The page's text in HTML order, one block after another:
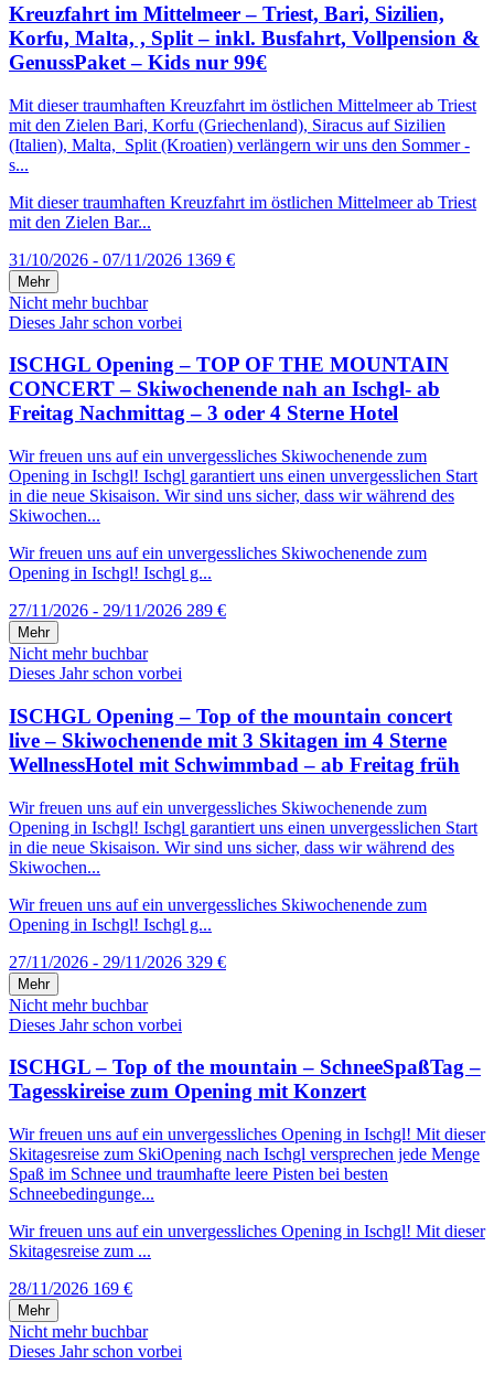
Kreuzfahrt im Mittelmeer – Triest, Bari, Sizilien,
Korfu, Malta, , Split – inkl. Busfahrt, Vollpension &
GenussPaket – Kids nur 99€
Mit dieser traumhaften Kreuzfahrt im östlichen Mittelmeer ab Triest
mit den Zielen Bari, Korfu (Griechenland), Siracus auf Sizilien
(Italien), Malta, Split (Kroatien) verlängern wir uns den Sommer -
s...
Mit dieser traumhaften Kreuzfahrt im östlichen Mittelmeer ab Triest
mit den Zielen Bar...
31/10/2026 - 07/11/2026 1369 €
Mehr
Nicht mehr buchbar
Dieses Jahr schon vorbei
ISCHGL Opening – TOP OF THE MOUNTAIN
CONCERT – Skiwochenende nah an Ischgl- ab
Freitag Nachmittag – 3 oder 4 Sterne Hotel
Wir freuen uns auf ein unvergessliches Skiwochenende zum
Opening in Ischgl! Ischgl garantiert uns einen unvergesslichen Start
in die neue Skisaison. Wir sind uns sicher, dass wir während des
Skiwochen...
Wir freuen uns auf ein unvergessliches Skiwochenende zum
Opening in Ischgl! Ischgl g...
27/11/2026 - 29/11/2026 289 €
Mehr
Nicht mehr buchbar
Dieses Jahr schon vorbei
ISCHGL Opening – Top of the mountain concert
live – Skiwochenende mit 3 Skitagen im 4 Sterne
WellnessHotel mit Schwimmbad – ab Freitag früh
Wir freuen uns auf ein unvergessliches Skiwochenende zum
Opening in Ischgl! Ischgl garantiert uns einen unvergesslichen Start
in die neue Skisaison. Wir sind uns sicher, dass wir während des
Skiwochen...
Wir freuen uns auf ein unvergessliches Skiwochenende zum
Opening in Ischgl! Ischgl g...
27/11/2026 - 29/11/2026 329 €
Mehr
Nicht mehr buchbar
Dieses Jahr schon vorbei
ISCHGL – Top of the mountain – SchneeSpaßTag –
Tagesskireise zum Opening mit Konzert
Wir freuen uns auf ein unvergessliches Opening in Ischgl! Mit dieser
Skitagesreise zum SkiOpening nach Ischgl versprechen jede Menge
Spaß im Schnee und traumhafte leere Pisten bei besten
Schneebedingunge...
Wir freuen uns auf ein unvergessliches Opening in Ischgl! Mit dieser
Skitagesreise zum ...
28/11/2026 169 €
Mehr
Nicht mehr buchbar
Dieses Jahr schon vorbei